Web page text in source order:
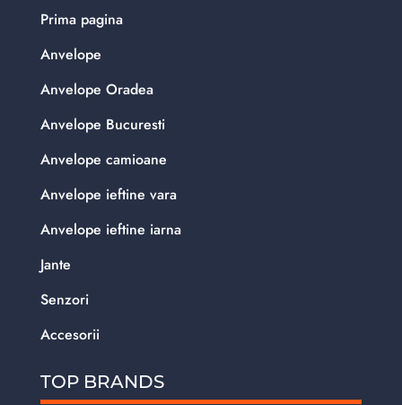
Prima pagina
Anvelope
Anvelope Oradea
Anvelope Bucuresti
Anvelope camioane
Anvelope ieftine vara
Anvelope ieftine iarna
Jante
Senzori
Accesorii
TOP BRANDS